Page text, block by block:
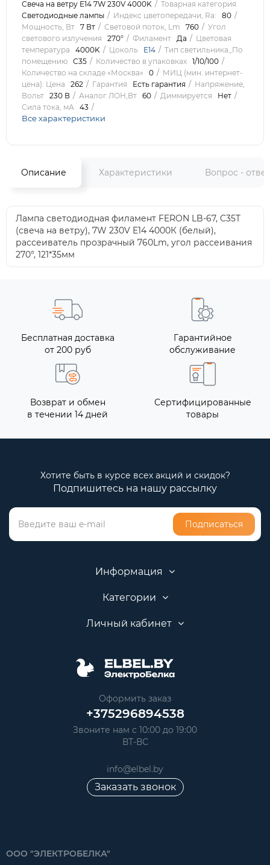
Свеча на ветру E14 7W 230V 4000K
Товарная категория
Светодиодные лампы
Индекс цветопередачи, Ra:
80
Мощность, Вт 7 Вт Световой поток, Lm 760
Угол
светового излучения
270° Филамент Да
Цветовая
температура
4000K Цоколь E14
Тип светильника_По
помещению C35 Количество в упаковках 1/10/100
Количество на складе «Москва»
0
МИЦ (мин. интернет-
цена): Цена
262 Гарантия Есть гарантия
Напряжение,
Вольт 230 В Аналог ЛОН,Вт 60 Диммируется
Нет
Сила тока, мА 43
Все характеристики
Описание Характеристики Вопрос -
Лампа светодиодная филамент FERON LB-67, C35T
(свеча на ветру), 7W 230V E14 4000К (белый),
рассеиватель прозрачный 760Lm, угол рассеивания
270°, 121*35мм
Бесплатная доставка
от 200 руб
Гарантийное
обслуживание
Возврат и обмен
в течении 14 дней
Сертифицированные
товары
Хотите быть в курсе всех акций и скидок?
Подпишитесь на нашу рассылку
Подписаться
Информация
Категории
Личный кабинет
Оформить заказ
+375296894538
Звоните нам с 10:00 до 19:00
ВТ-ВС
info@elbel.by
Заказать звонок
ООО "ЭЛЕКТРОБЕЛКА"